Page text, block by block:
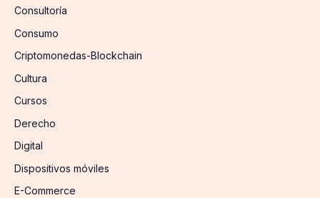
Consultoría
Consumo
Criptomonedas-Blockchain
Cultura
Cursos
Derecho
Digital
Dispositivos móviles
E-Commerce